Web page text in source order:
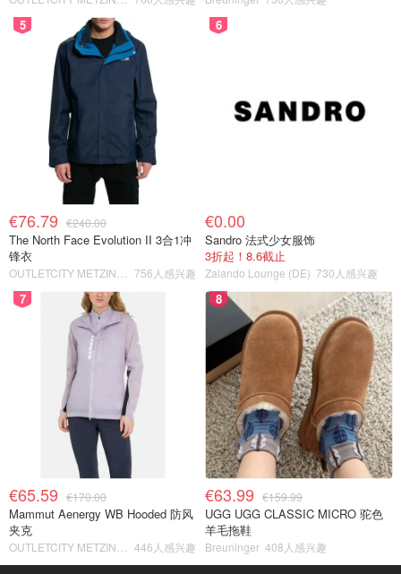
5
€76.79 €240.00
The North Face Evolution II 3合1冲
锋衣
756人感兴趣
6
€0.00
Sandro 法式少女服饰
3折起！8.6截止
Zalando Lounge (DE) 730人感兴趣
7
€65.59 €170.00
Mammut Aenergy WB Hooded 防风
夹克
446人感兴趣
8
€63.99 €159.99
UGG UGG CLASSIC MICRO 驼色
羊毛拖鞋
Breuninger 408人感兴趣